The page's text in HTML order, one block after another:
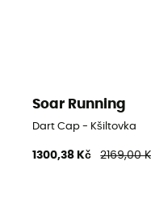
Soar Running
Dart Cap - Kšiltovka
1300,38 Kč 2169,00